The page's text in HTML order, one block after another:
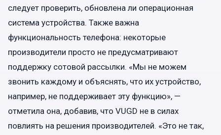
следует проверить, обновлена ли операционная
система устройства. Также важна
функциональность телефона: некоторые
производители просто не предусматривают
поддержку сотовой рассылки. «Мы не можем
звонить каждому и объяснять, что их устройство,
например, не поддерживает эту функцию», —
отметила она, добавив, что VUGD не в силах
повлиять на решения производителей. «Это не так,